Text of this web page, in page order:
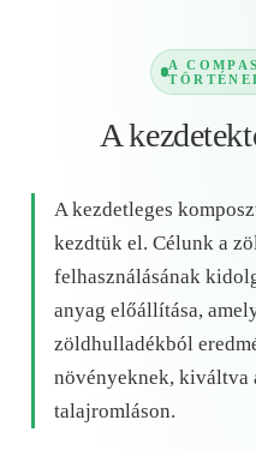
A
A
A kezdetleges
kezdtük el. Célunk a
felhasználásának
anyag előállítása,
zöldhulladékból
növényeknek, kiváltva
talajromláson.